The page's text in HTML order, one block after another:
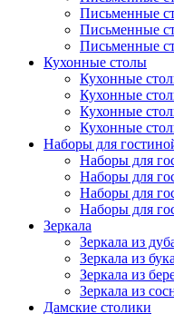
Письменные
Письменные
Письменные
Кухонные столы
Кухонные
Кухонные
Кухонные
Кухонные
Наборы для
Наборы для
Наборы для
Наборы для
Наборы для
Зеркала
Зеркала из
Зеркала из бука
Зеркала из
Зеркала из
Дамские столики